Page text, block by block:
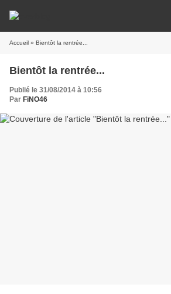
Accueil » Bientôt la rentrée...
Bientôt la rentrée...
Publié le 31/08/2014 à 10:56
Par FiNO46